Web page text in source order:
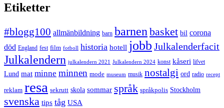
Etiketter
#blogg100 allmänbildning barn barnen basket bil corona
död England fest film fotboll historia hotell jobb Julkalenderfacit
Julkalendern julkalendern 2021 Julkalendern 2024 konst kåseri lifvet
Lund mat minne minnen mode museum musik nostalgi ord radio recept
reklam resa sekrutt skola sommar språk språkpolis Stockholm
svenska tips tåg USA